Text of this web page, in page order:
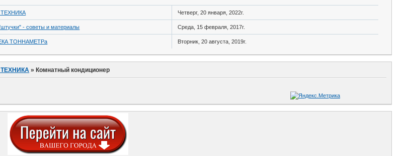
Четверг, 20 января, 2022г.
- советы и материалы Среда, 15 февраля, 2017г.
ТОННАМЕТРа Вторник, 20 августа, 2019г.
» Комнатный кондиционер